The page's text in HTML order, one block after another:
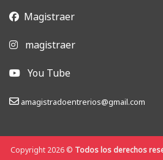
Magistraer
magistraer
You Tube
amagistradoentrerios@gmail.com
Copyright 2026 © Todos los derechos